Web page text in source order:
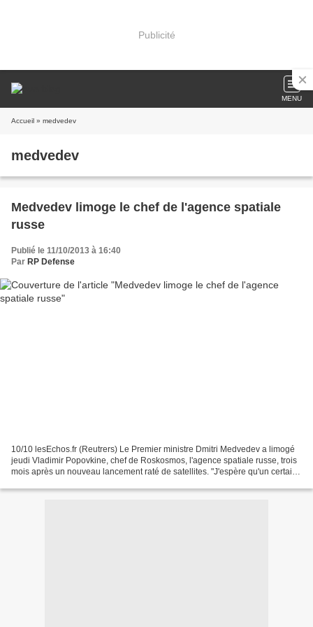
Publicité
MENU
Accueil » medvedev
medvedev
Medvedev limoge le chef de l'agence spatiale
russe
Publié le 11/10/2013 à 16:40
Par RP Defense
10/10 lesEchos.fr (Reutrers) Le Premier ministre Dmitri Medvedev a limogé
jeudi Vladimir Popovkine, chef de Roskosmos, l'agence spatiale russe, trois
mois après un nouveau lancement raté de satellites. "J'espère qu'un certain